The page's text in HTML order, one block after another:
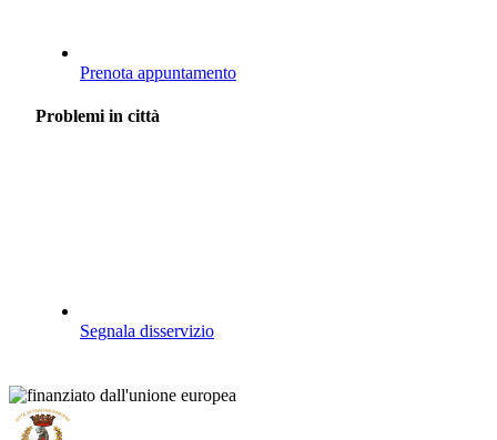
Prenota appuntamento
Problemi in città
Segnala disservizio